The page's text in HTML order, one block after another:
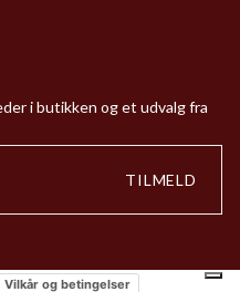
i butikken og et udvalg fra
TILMELD
Vilkår og betingelser